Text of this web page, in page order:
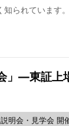
られています
」—東証上
明会・見学会 開